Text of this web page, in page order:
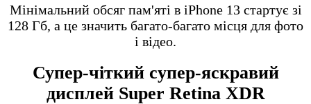
Мінімальний обсяг пам'яті в iPhone 13 стартує зі
128 Гб, а це значить багато-багато місця для фото
і відео.
Супер-чіткий супер-яскравий
дисплей Super Retina XDR